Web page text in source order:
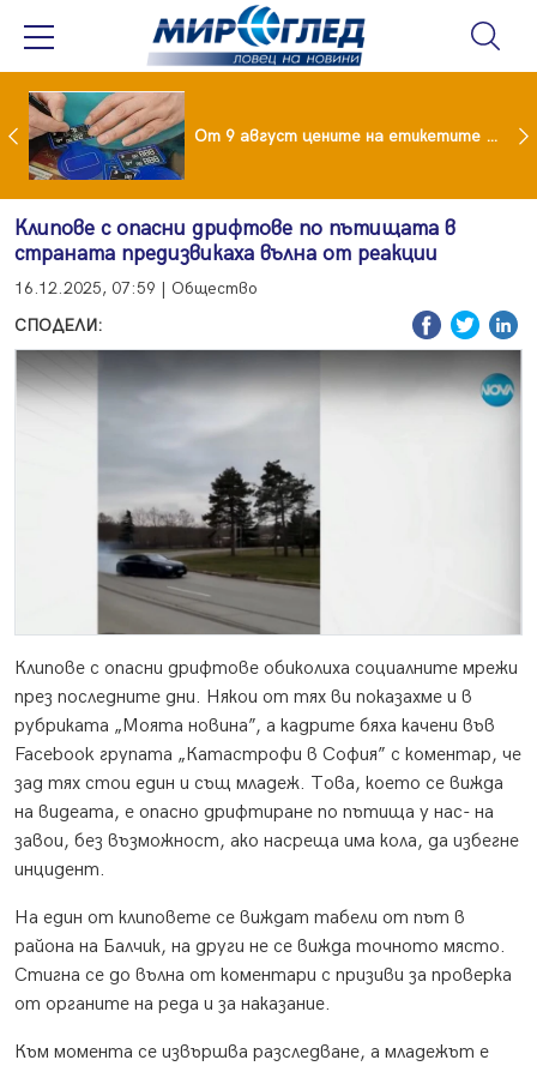
Проект за изграждане на 13-етажна "мегаджамия" разгневи жителите на Лондон От 9 август цените на етикетите само в евро
Клипове с опасни дрифтове по пътищата в
страната предизвикаха вълна от реакции
16.12.2025, 07:59 | Общество
СПОДЕЛИ:
Клипове с опасни дрифтове обиколиха социалните мрежи
през последните дни. Някои от тях ви показахме и в
рубриката „Моята новина”, а кадрите бяха качени във
Facebook групата „Катастрофи в София” с коментар, че
зад тях стои един и същ младеж. Това, което се вижда
на видеата, е опасно дрифтиране по пътища у нас- на
завои, без възможност, ако насреща има кола, да избегне
инцидент.
На един от клиповете се виждат табели от път в
района на Балчик, на други не се вижда точното място.
Стигна се до вълна от коментари с призиви за проверка
от органите на реда и за наказание.
Към момента се извършва разследване, а младежът е